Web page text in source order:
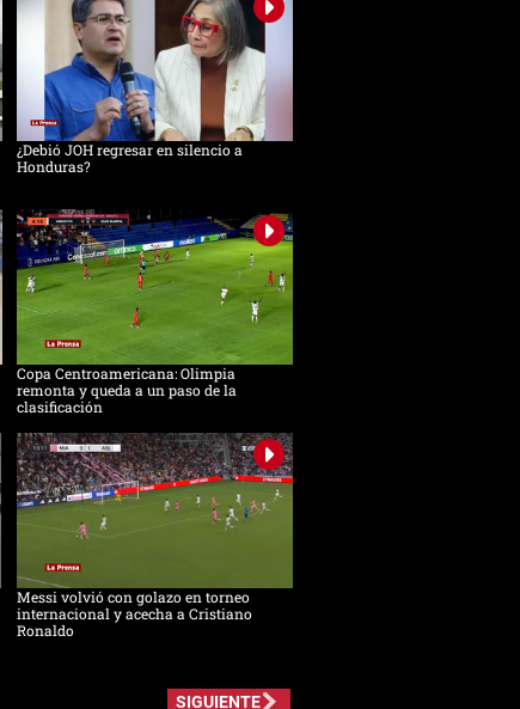
¿Debió JOH regresar en silencio a
Honduras?
Copa Centroamericana: Olimpia
remonta y queda a un paso de la
clasificación
Messi volvió con golazo en torneo
internacional y acecha a Cristiano
Ronaldo
SIGUIENTE